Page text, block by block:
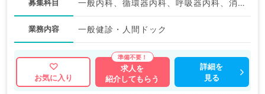
募集科目 一般内科、循環器内科、呼吸器内科、消化器内科、内分泌・代謝内科、腎臓内科、血液内科
業務内容 一般健診・人間ドック
お気に入り
求人を
紹介してもらう
詳細を
見る